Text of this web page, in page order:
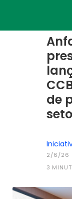
de
2/6/26
3